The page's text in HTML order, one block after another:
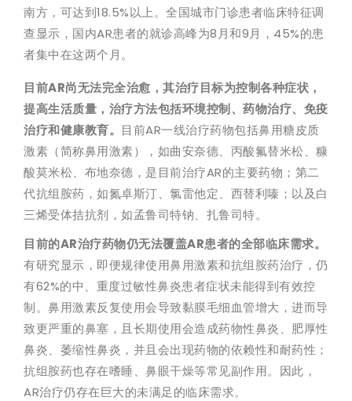
南方，可达到18.5%以上。全国城市门诊患者临床特征调
查显示，国内AR患者的就诊高峰为8月和9月，45%的患
者集中在这两个月。
目前AR尚无法完全治愈，其治疗目标为控制各种症状，
提高生活质量，治疗方法包括环境控制、药物治疗、免疫
治疗和健康教育。 目前AR一线治疗药物包括鼻用糖皮质
激素（简称鼻用激素），如曲安奈德、丙酸氟替米松、糠
酸莫米松、布地奈德，是目前治疗AR的主要药物；第二
代抗组胺药，如氮卓斯汀、氯雷他定、西替利嗪；以及白
三烯受体拮抗剂，如孟鲁司特钠、扎鲁司特。
目前的AR治疗药物仍无法覆盖AR患者的全部临床需求。
有研究显示，即便规律使用鼻用激素和抗组胺药治疗，仍
有62%的中、重度过敏性鼻炎患者症状未能得到有效控
制。鼻用激素反复使用会导致黏膜毛细血管增大，进而导
致更严重的鼻塞，且长期使用会造成药物性鼻炎、肥厚性
鼻炎、萎缩性鼻炎，并且会出现药物的依赖性和耐药性；
抗组胺药也存在嗜睡、鼻眼干燥等常见副作用。因此，
AR治疗仍存在巨大的未满足的临床需求。